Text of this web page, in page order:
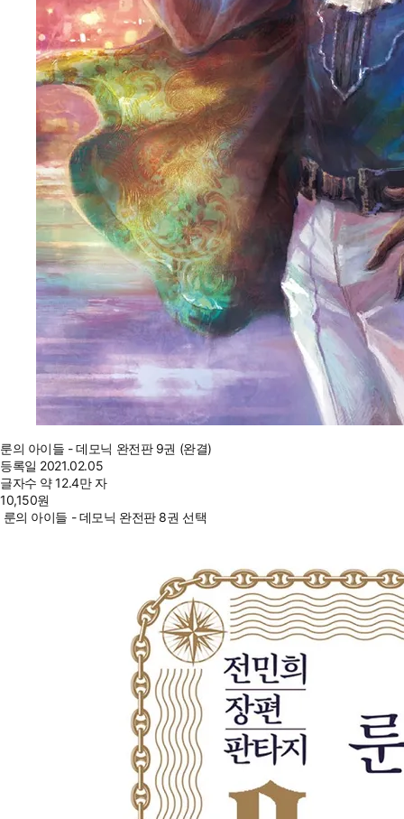
룬의 아이들 - 데모닉 완전판 9권 (완결)
등록일 2021.02.05
글자수 약 12.4만 자
10,150원
룬의 아이들 - 데모닉 완전판 8권 선택